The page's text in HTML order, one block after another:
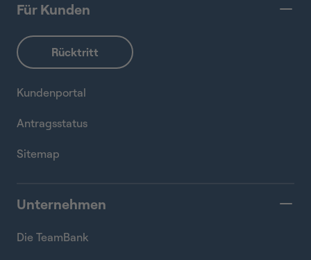
Für Kunden
Kundenportal
Antragsstatus
Sitemap
Unternehmen
Die TeamBank